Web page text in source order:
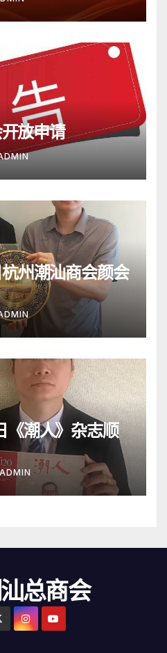
放申请
州潮汕商会颜会
潮人》杂志顺
ADMIN
总商会